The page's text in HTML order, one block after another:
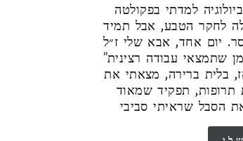
למדתי בפקולטה
לחקר הטבע, אבל תמיד
יום אחד, אבא שלי ז״ל
שתמצאי עבודה רצינית"
בלית ברירה, מצאתי את
תרופות, תפקיד שמאוד
הסבל שראיתי סביבי